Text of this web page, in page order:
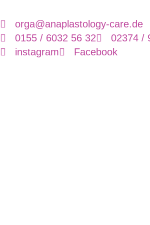
orga@anaplastology-care.de
0155 / 6032 56 32
02374 /
instagram
Facebook